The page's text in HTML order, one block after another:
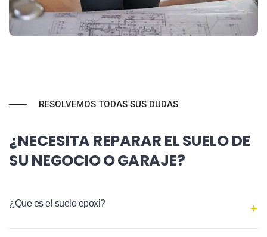
RESOLVEMOS TODAS SUS DUDAS
¿NECESITA REPARAR EL SUELO DE
SU NEGOCIO O GARAJE?
¿Que es el suelo epoxi?